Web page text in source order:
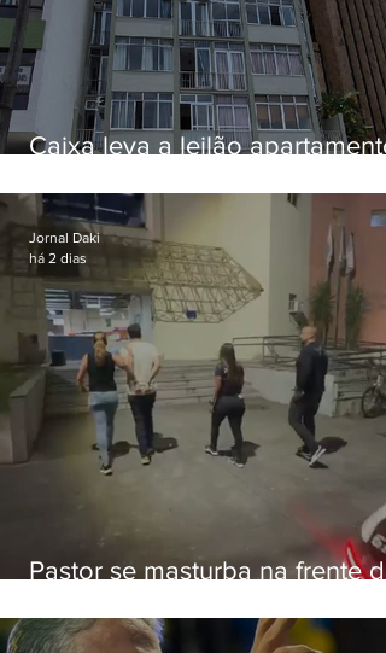
Caixa leva a leilão apartamento
Botafogo
Pastor se masturba na frente de
Jornal Daki
há 2 dias